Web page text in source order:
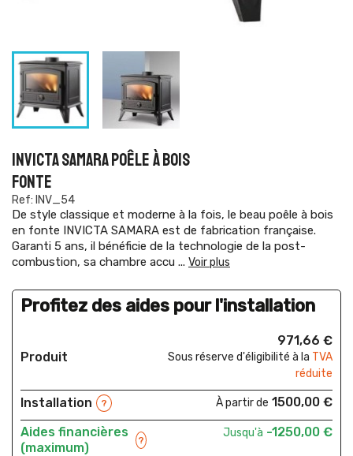
INVICTA SAMARA POÊLE À BOIS
FONTE
Ref: INV_54
De style classique et moderne à la fois, le beau poêle à bois
en fonte INVICTA SAMARA est de fabrication française.
Garanti 5 ans, il bénéficie de la technologie de la post-
combustion, sa chambre accu ... Voir plus
Profitez des aides pour l'installation
Produit
971,66 €
Sous réserve d'éligibilité à la TVA
réduite
Installation ? À partir de 1500,00 €
Aides financières
(maximum)
?
Jusqu'à -1250,00 €